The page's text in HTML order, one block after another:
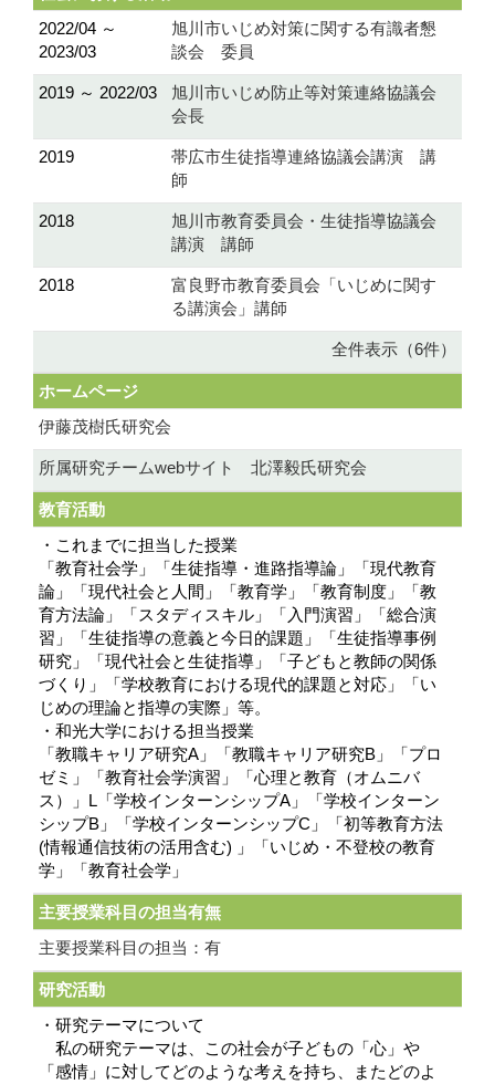
2022/04 ～
2023/03
旭川市いじめ対策に関する有識者懇
談会 委員
2019 ～ 2022/03
旭川市いじめ防止等対策連絡協議会
会長
2019
帯広市生徒指導連絡協議会講演 講
師
2018
旭川市教育委員会・生徒指導協議会
講演 講師
2018
富良野市教育委員会「いじめに関す
る講演会」講師
全件表示（6件）
ホームページ
伊藤茂樹氏研究会
所属研究チームwebサイト 北澤毅氏研究会
教育活動
・これまでに担当した授業
「教育社会学」「生徒指導・進路指導論」「現代教育
論」「現代社会と人間」「教育学」「教育制度」「教
育方法論」「スタディスキル」「入門演習」「総合演
習」「生徒指導の意義と今日的課題」「生徒指導事例
研究」「現代社会と生徒指導」「子どもと教師の関係
づくり」「学校教育における現代的課題と対応」「い
じめの理論と指導の実際」等。
・和光大学における担当授業
「教職キャリア研究A」「教職キャリア研究B」「プロ
ゼミ」「教育社会学演習」「心理と教育（オムニバ
ス）」L「学校インターンシップA」「学校インターン
シップB」「学校インターンシップC」「初等教育方法
(情報通信技術の活用含む) 」「いじめ・不登校の教育
学」「教育社会学」
主要授業科目の担当有無
主要授業科目の担当：有
研究活動
・研究テーマについて
私の研究テーマは、この社会が子どもの「心」や
「感情」に対してどのような考えを持ち、またどのよ